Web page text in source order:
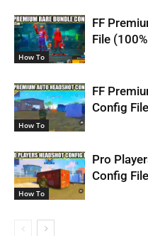
How To
FF
File
How To
FF
Config
How To
Pro
Config